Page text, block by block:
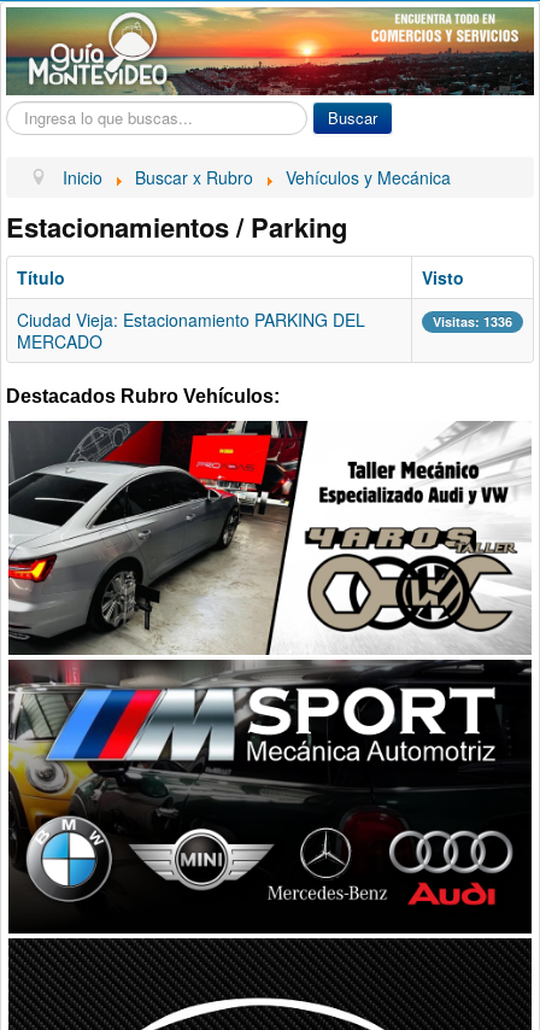
Buscar... Buscar
Inicio Buscar x Rubro Vehículos y Mecánica
Estacionamientos / Parking
Título
Visto
Ciudad Vieja: Estacionamiento PARKING DEL
MERCADO
Visitas: 1336
Destacados Rubro Vehículos: